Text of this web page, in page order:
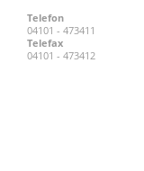
Telefon
04101 - 473411
Telefax
04101 - 473412